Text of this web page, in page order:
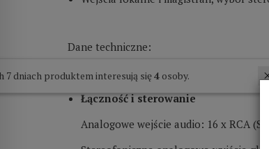
Dane techniczne:
Łączność i sterowanie
Analogowe wejście audio: 16 x RCA
W ostatnich 7 dniach produktem interesują się